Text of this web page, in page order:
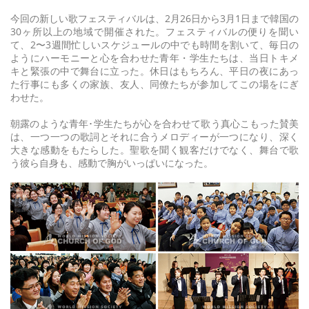
今回の新しい歌フェスティバルは、2月26日から3月1日まで韓国の
30ヶ所以上の地域で開催された。フェスティバルの便りを聞い
て、2〜3週間忙しいスケジュールの中でも時間を割いて、毎日の
ようにハーモニーと心を合わせた青年・学生たちは、当日トキメ
キと緊張の中で舞台に立った。休日はもちろん、平日の夜にあっ
た行事にも多くの家族、友人、同僚たちが参加してこの場をにぎ
わせた。
朝露のような青年･学生たちが心を合わせて歌う真心こもった賛美
は、一つ一つの歌詞とそれに合うメロディーが一つになり、深く
大きな感動をもたらした。聖歌を聞く観客だけでなく、舞台で歌
う彼ら自身も、感動で胸がいっぱいになった。